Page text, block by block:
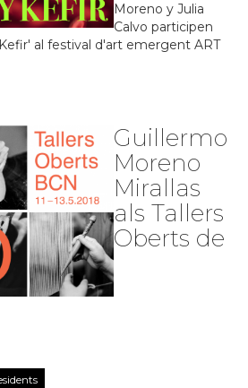
Moreno y Julia
Calvo participen
al festival d'art emergent ART
Guillermo
Moreno
Mirallas
als Tallers
Oberts de